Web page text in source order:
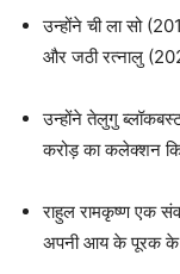
उन्होंने ची ला सो
और जठी रत्नालु
उन्होंने तेलुगु
करोड़ का कलेक्शन
राहुल रामकृष्ण एक
अपनी आय के पूरक के